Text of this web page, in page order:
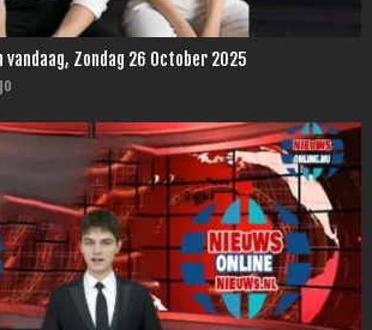
Zondag 26 October 2025